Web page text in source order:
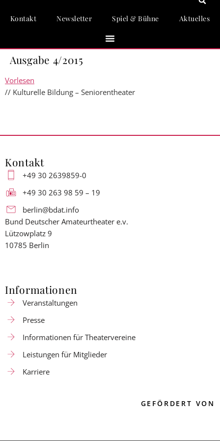
Kontakt Newsletter Spiel & Bühne Aktuelles
Ausgabe 4/2015
Vorlesen
// Kulturelle Bildung – Seniorentheater
Kontakt
+49 30 2639859-0
+49 30 263 98 59 – 19
berlin@bdat.info
Bund Deutscher Amateurtheater e.v.
Lützowplatz 9
10785 Berlin
Informationen
Veranstaltungen
Presse
Informationen für Theatervereine
Leistungen für Mitglieder
Karriere
GEFÖRDERT VON